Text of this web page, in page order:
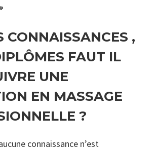
CONNAISSANCES ,
FAUT IL
UNE
EN MASSAGE
?
connaissance n’est